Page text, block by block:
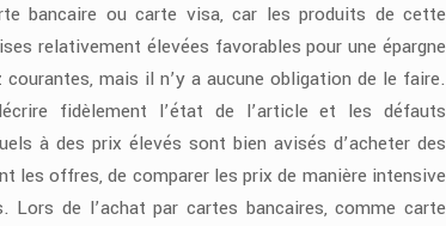
bancaire ou carte visa, car les produits de cette
relativement élevées favorables pour une épargne
mais il n’y a aucune obligation de le faire.
fidèlement l’état de l’article et les défauts
à des prix élevés sont bien avisés d’acheter des
les offres, de comparer les prix de manière intensive
de l’achat par cartes bancaires, comme carte